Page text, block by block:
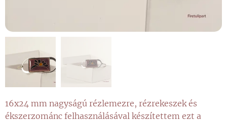
16x24 mm nagyságú rézlemezre, rézrekeszek és
ékszerzománc felhasználásával készítettem ezt a